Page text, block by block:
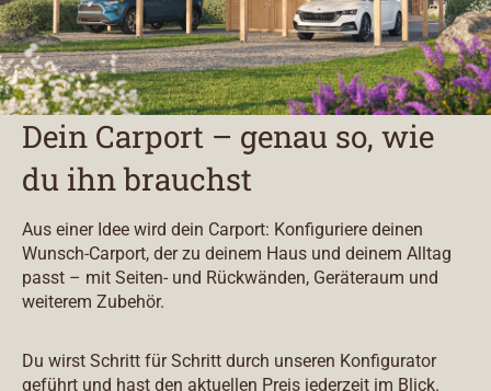
Dein Carport – genau so, wie
du ihn brauchst
Aus einer Idee wird dein Carport: Konfiguriere deinen
Wunsch-Carport, der zu deinem Haus und deinem Alltag
passt – mit Seiten- und Rückwänden, Geräteraum und
weiterem Zubehör.
Du wirst Schritt für Schritt durch unseren Konfigurator
geführt und hast den aktuellen Preis jederzeit im Blick.